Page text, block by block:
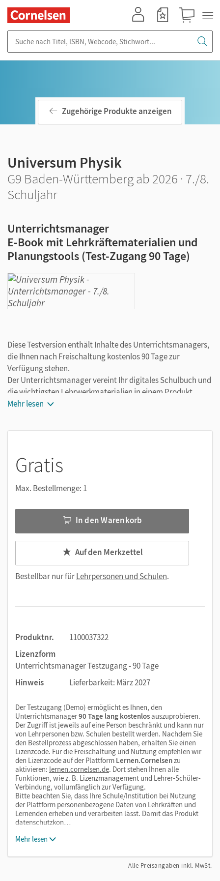
Zugehörige Produkte anzeigen
Universum Physik
G9 Baden-Württemberg ab 2026 · 7./8.
Schuljahr
Unterrichtsmanager
E-Book mit Lehrkräftematerialien und
Planungstools (Test-Zugang 90 Tage)
Diese Testversion enthält Inhalte des Unterrichtsmanagers,
die Ihnen nach Freischaltung kostenlos 90 Tage zur
Verfügung stehen.
Der Unterrichtsmanager vereint Ihr digitales Schulbuch und
die wichtigsten Lehrwerkmaterialien in einem Produkt.
Ergänzt um hilfreiche Planungstools, vereinfacht er Ihre
Mehr lesen
Gratis
Max. Bestellmenge: 1
In den Warenkorb
Auf den Merkzettel
Bestellbar nur fürLehrpersonen und Schulen.
Produktnr.
1100037322
Lizenzform
Unterrichtsmanager Testzugang - 90 Tage
Hinweis
Lieferbarkeit: März 2027
Der Testzugang (Demo) ermöglicht es Ihnen, den
Unterrichtsmanager90 Tage lang kostenlosauszuprobieren.
Der Zugriff ist jeweils auf eine Person beschränkt und kann nur
von Lehrpersonen bzw. Schulen bestellt werden. Nachdem Sie
den Bestellprozess abgeschlossen haben, erhalten Sie einen
Lizenzcode. Für die Freischaltung und Nutzung empfehlen wir
den Lizenzcode auf der Plattform Lernen.Cornelsenzu
aktivieren: lernen.cornelsen.de. Dort stehen Ihnen alle
Funktionen, wie z. B. Lizenzmanagement und Lehrer-Schüler-
Verbindung, vollumfänglich zur Verfügung.
Bitte beachten Sie, dass Ihre Schule/Institution bei Nutzung
der Plattform personenbezogene Daten von Lehrkräften und
Lernenden erheben und verarbeiten lässt. Damit das Produkt
datenschutzkon…
Mehr lesen
Alle Preisangaben inkl. MwSt.